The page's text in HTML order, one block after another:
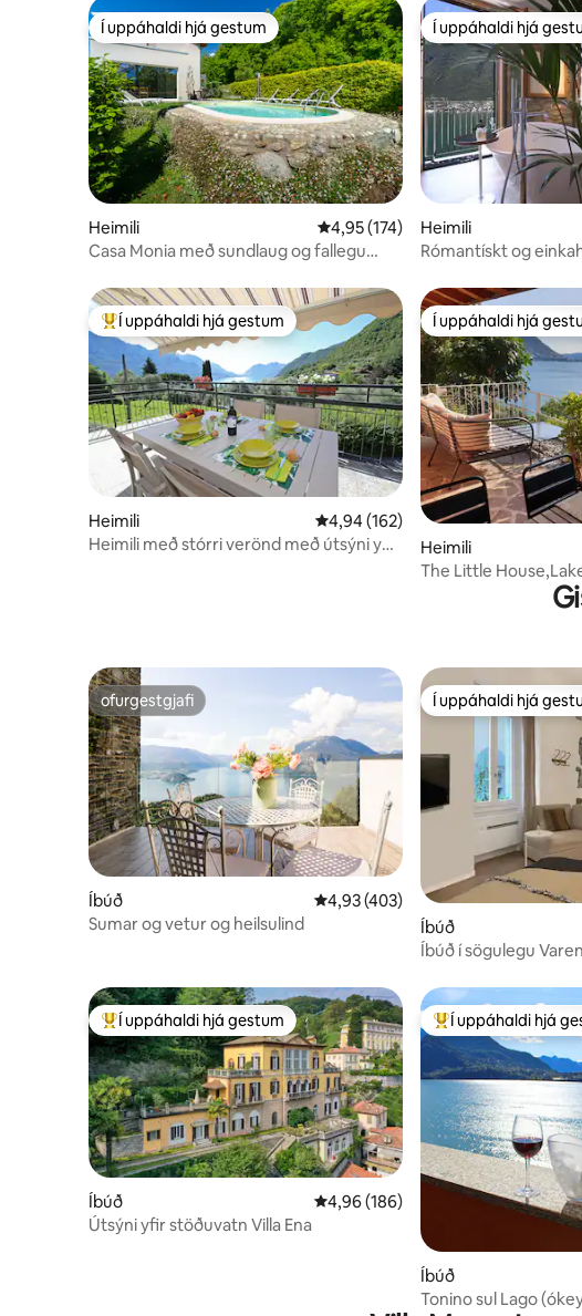
Í uppáhaldi hjá gestum
Í uppáhaldi hjá gestum
Heimili 4,95 af 5 í meðaleinkunn, 174
4,95 (174)
Casa Monia með sundlaug og fallegu
Í uppáhaldi hjá
Í uppáhaldi hjá
Heimili
Rómantískt og
Í mestu uppáhaldi hjá gestum
Í uppáhaldi hjá gestum
Heimili 4,94 af 5 í meðaleinkunn, 162
4,94 (162)
Heimili með stórri verönd með útsýni yfir
Í uppáhaldi hjá
Í uppáhaldi hjá
Heimili
The Little
ofurgestgjafi
ofurgestgjafi
Íbúð 4,93 af 5 í meðaleinkunn, 403
4,93 (403)
Sumar og vetur og heilsulind
Í uppáhaldi hjá
Í uppáhaldi hjá
Íbúð
Íbúð í sögulegu
Í mestu uppáhaldi hjá gestum
Í uppáhaldi hjá gestum
Íbúð 4,96 af 5 í meðaleinkunn, 186
4,96 (186)
Útsýni yfir stöðuvatn Villa Ena
Í mestu uppáhaldi
Í uppáhaldi hjá
Íbúð
Tonino sul Lago